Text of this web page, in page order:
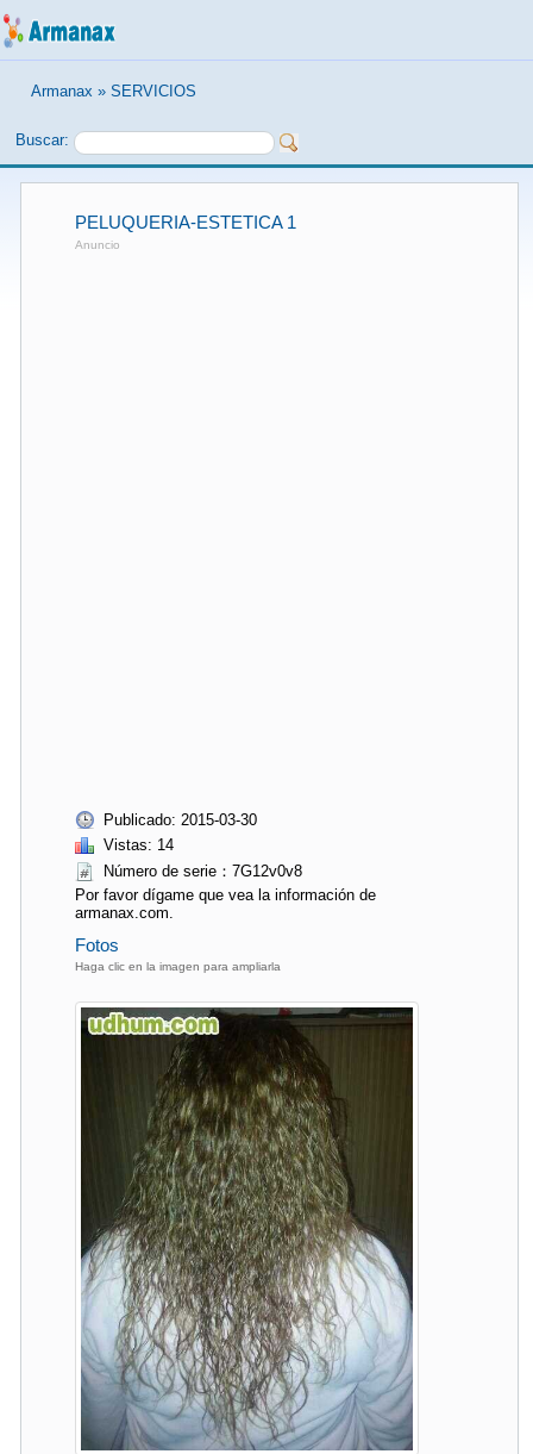
Armanax » SERVICIOS
Buscar:
PELUQUERIA-ESTETICA 1
Anuncio
Publicado: 2015-03-30
Vistas: 14
Número de serie：7G12v0v8
Por favor dígame que vea la información de
armanax.com.
Fotos
Haga clic en la imagen para ampliarla